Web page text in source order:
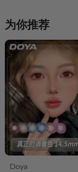
为你推荐
Doya